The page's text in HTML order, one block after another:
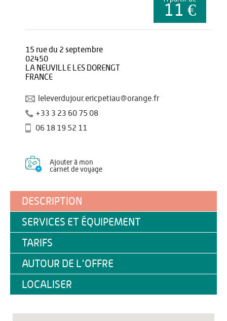
11 €
15 rue du 2 septembre
02450
LA NEUVILLE LES DORENGT
FRANCE
leleverdujour.ericpetiau@orange.fr
+33 3 23 60 75 08
06 18 19 52 11
Ajouter à mon
carnet de voyage
DESCRIPTION
SERVICES ET ÉQUIPEMENT
TARIFS
AUTOUR DE L'OFFRE
LOCALISER